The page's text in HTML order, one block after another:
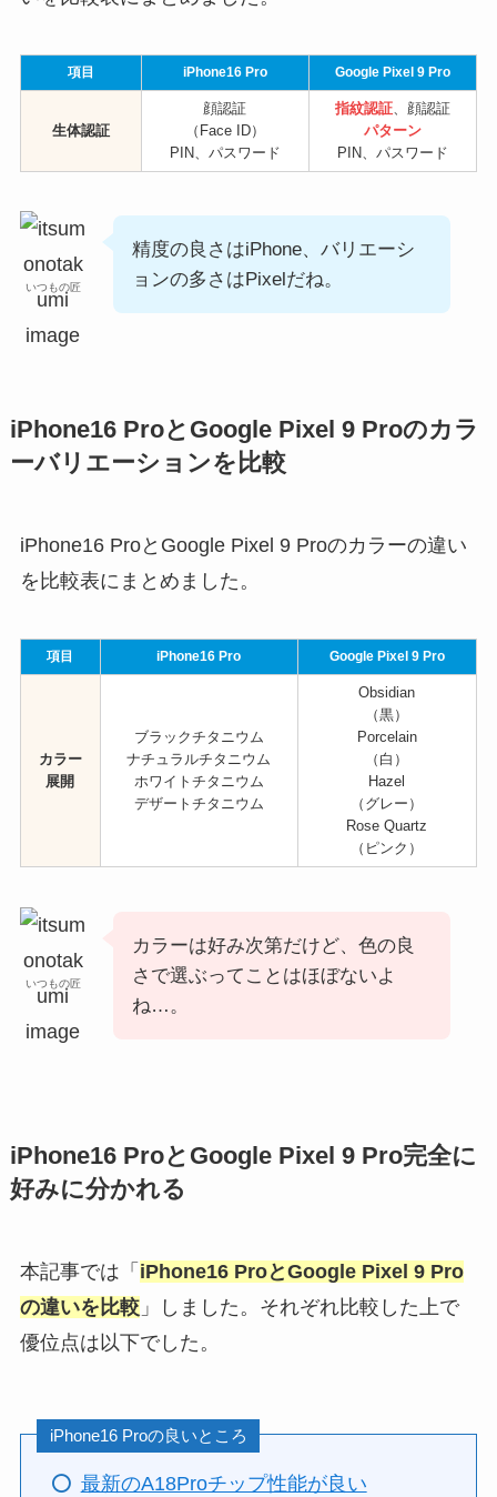
項目 iPhone16 Pro Google Pixel 9 Pro
生体認証
顔認証
（Face ID）
PIN、パスワード
指紋認証、顔認証
パターン
PIN、パスワード
いつもの匠
精度の良さはiPhone、バリエーシ
ョンの多さはPixelだね。
iPhone16 ProとGoogle Pixel 9 Proのカラ
ーバリエーションを比較
iPhone16 ProとGoogle Pixel 9 Proのカラーの違い
を比較表にまとめました。
項目 iPhone16 Pro Google Pixel 9 Pro
カラー
展開
ブラックチタニウム
ナチュラルチタニウム
ホワイトチタニウム
デザートチタニウム
Obsidian
（黒）
Porcelain
（白）
Hazel
（グレー）
Rose Quartz
（ピンク）
いつもの匠
カラーは好み次第だけど、色の良
さで選ぶってことはほぼないよ
ね…。
iPhone16 ProとGoogle Pixel 9 Pro完全に
好みに分かれる
本記事では「 iPhone16 ProとGoogle Pixel 9 Pro
の違いを比較」しました。それぞれ比較した上で
優位点は以下でした。
iPhone16 Proの良いところ
最新のA18Proチップ性能が良い